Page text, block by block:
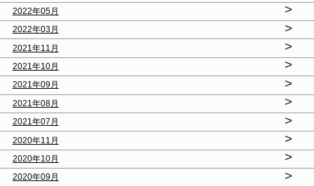
2022年05月 >
2022年03月 >
2021年11月 >
2021年10月 >
2021年09月 >
2021年08月 >
2021年07月 >
2020年11月 >
2020年10月 >
2020年09月 >